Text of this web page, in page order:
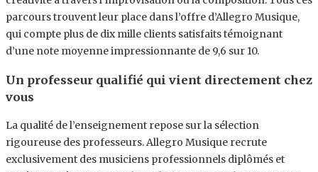
parcours trouvent leur place dans l’offre d’Allegro Musique,
qui compte plus de dix mille clients satisfaits témoignant
d’une note moyenne impressionnante de 9,6 sur 10.
Un professeur qualifié qui vient directement chez
vous
La qualité de l’enseignement repose sur la sélection
rigoureuse des professeurs. Allegro Musique recrute
exclusivement des musiciens professionnels diplômés et